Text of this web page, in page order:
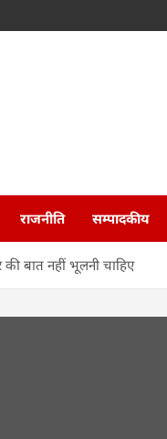
राजनीति सम्पादकीय
बात नहीं भूलनी चाहिए